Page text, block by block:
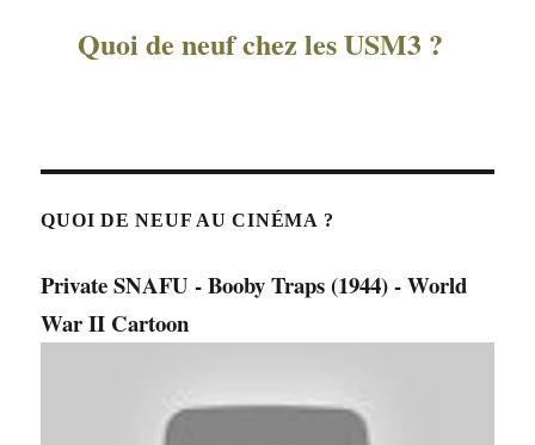
Quoi de neuf chez les USM3 ?
QUOI DE NEUF AU CINÉMA ?
Private SNAFU - Booby Traps (1944) - World
War II Cartoon